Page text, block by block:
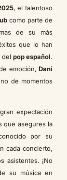
, el talentoso
como parte de
de su más
que lo han
del pop español.
emoción, Dani
de momentos
expectación
que asegures la
por su
cada concierto,
asistentes. ¡No
su música en